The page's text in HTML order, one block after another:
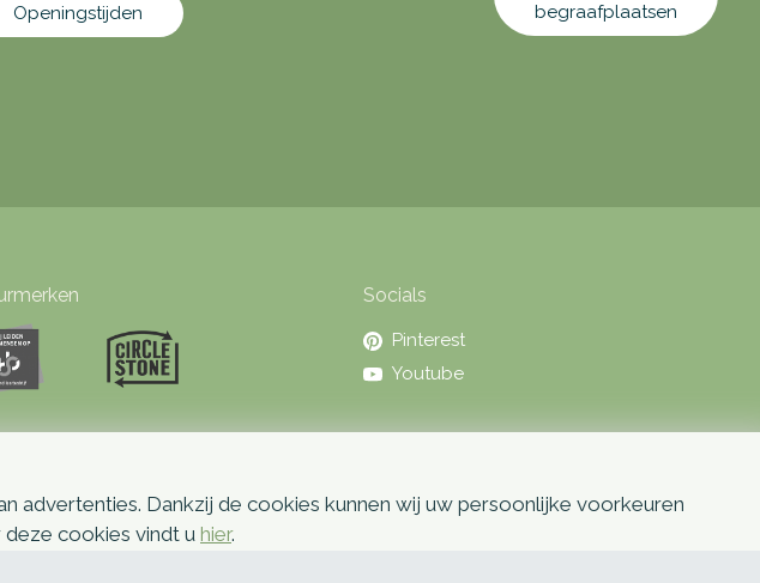
Openingstijden
begraafplaatsen
Socials
Pinterest
Youtube
advertenties. Dankzij de cookies kunnen wij uw persoonlijke voorkeuren
cookies vindt uhier.